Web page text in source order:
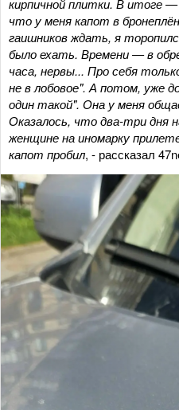
кирпичной плитки. В итоге
что у меня капот в
гаишников ждать, я
было ехать. Времени — в
часа, нервы... Про себя
не в лобовое". А потом, уже
один такой". Она у меня
Оказалось, что два-три дня
женщине на иномарку
капот пробил, - рассказал